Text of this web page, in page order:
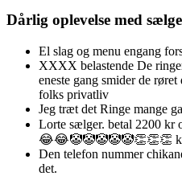
Dårlig oplevelse med
El slag og menu engang
XXXX belastende De
eneste gang smider de
folks privatliv
Jeg træt det Ringe mange
Lorte sælger. betal 2200
😂😂🤡🤡🤡🤡🤡👏👏👏
Den telefon nummer
det.